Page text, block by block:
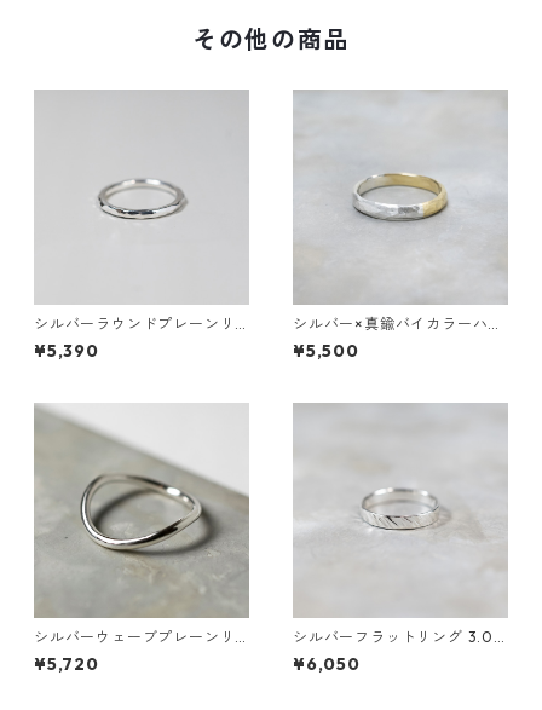
その他の商品
シルバーラウンドプレーンリ
ング 1.8mm幅 槌目｜FA-120
¥5,390
シルバー×真鍮バイカラーハー
フドームプレーンリング 3.0m
m幅 つや消し槌目 3号～27号
¥5,500
シルバーウェーブプレーンリ
ング 1.8mm幅 鏡面 3号～27号
｜WKH WAVE PLAIN RING 1.8
¥5,720
シルバーフラットリング 3.0m
m幅 斜槌目｜FA-1178
¥6,050